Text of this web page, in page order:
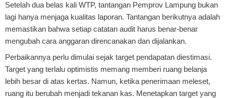
Setelah dua belas kali WTP, tantangan Pemprov Lampung bukan
lagi hanya menjaga kualitas laporan. Tantangan berikutnya adalah
memastikan bahwa setiap catatan audit harus benar-benar
mengubah cara anggaran direncanakan dan dijalankan.
Perbaikannya perlu dimulai sejak target pendapatan diestimasi.
Target yang terlalu optimistis memang memberi ruang belanja
lebih besar di atas kertas. Namun, ketika penerimaan meleset,
ruang itu berubah menjadi tekanan kas. Menetapkan target yang